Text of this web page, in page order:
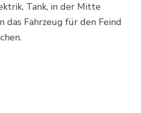
Tank, in der Mitte
das Fahrzeug für den Feind